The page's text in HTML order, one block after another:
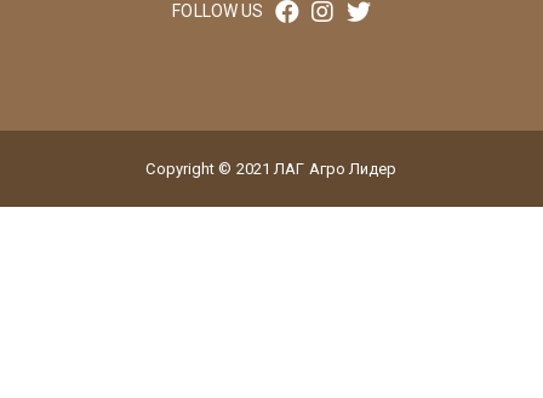
FOLLOW US
Copyright © 2021 ЛАГ Агро Лидер